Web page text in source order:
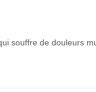
souffre de douleurs